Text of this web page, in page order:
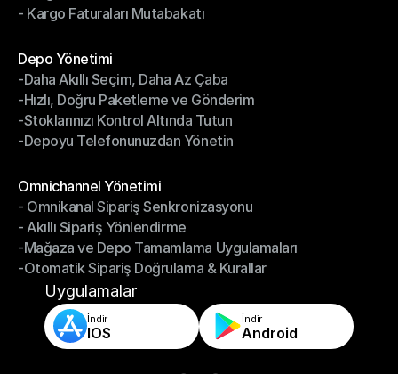
-Kargo Performans Yönetimi
- Kargo Faturaları Mutabakatı
Depo Yönetimi
Depo Yönetimi
-Daha Akıllı Seçim, Daha Az Çaba
-Daha Akıllı Seçim, Daha Az Çaba
-Hızlı, Doğru Paketleme ve Gönderim
-Hızlı, Doğru Paketleme ve Gönderim
-Stoklarınızı Kontrol Altında Tutun
-Stoklarınızı Kontrol Altında Tutun
-Depoyu Telefonunuzdan Yönetin
Omnichannel Yönetimi
Omnichannel Yönetimi
- Omnikanal Sipariş Senkronizasyonu
- Omnikanal Sipariş Senkronizasyonu
- Akıllı Sipariş Yönlendirme
- Akıllı Sipariş Yönlendirme
-Mağaza ve Depo Tamamlama Uygulamaları
-Mağaza ve Depo Tamamlama Uygulamaları
-Otomatik Sipariş Doğrulama & Kurallar
-Otomatik Sipariş Doğrulama & Kurallar
Uygulamalar
İndir
IOS
İndir
Android